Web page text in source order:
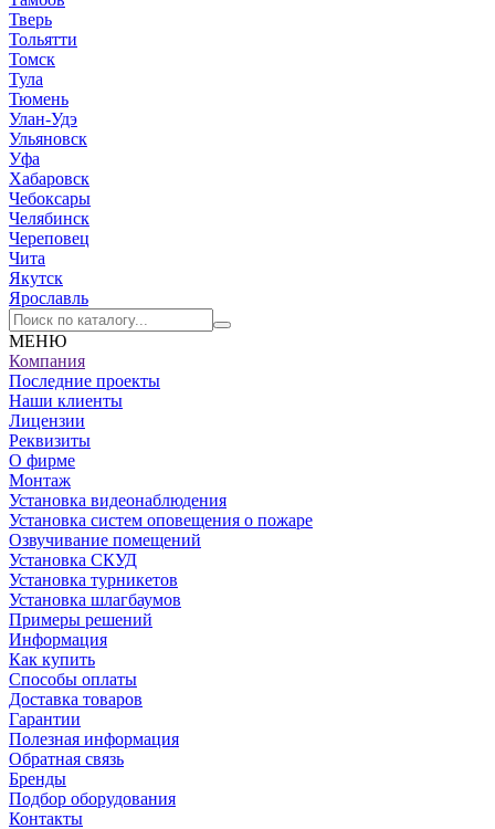
Тверь
Тольятти
Томск
Тула
Тюмень
Улан-Удэ
Ульяновск
Уфа
Хабаровск
Чебоксары
Челябинск
Череповец
Чита
Якутск
Ярославль
МЕНЮ
Компания
Последние проекты
Наши клиенты
Лицензии
Реквизиты
О фирме
Монтаж
Установка видеонаблюдения
Установка систем оповещения о пожаре
Озвучивание помещений
Установка СКУД
Установка турникетов
Установка шлагбаумов
Примеры решений
Информация
Как купить
Способы оплаты
Доставка товаров
Гарантии
Полезная информация
Обратная связь
Бренды
Подбор оборудования
Контакты